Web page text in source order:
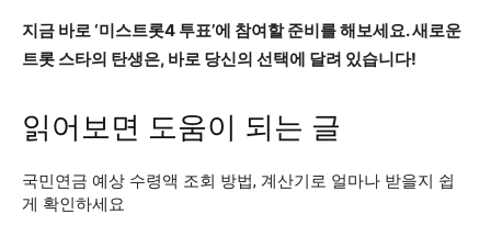
지금 바로 ‘미스트롯4 투표’에 참여할 준비를 해보세요. 새로운
트롯 스타의 탄생은, 바로 당신의 선택에 달려 있습니다!
읽어보면 도움이 되는 글
국민연금 예상 수령액 조회 방법, 계산기로 얼마나 받을지 쉽
게 확인하세요